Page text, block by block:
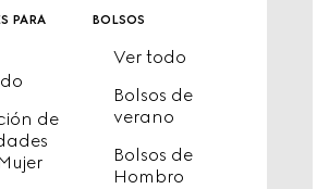
para
de
bolsos
Ver todo
Bolsos de
verano
Bolsos de
Hombro